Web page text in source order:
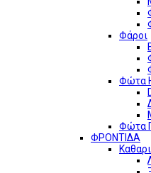
Φάροι
Φώτα
Φώτα
ΦΡΟΝΤΙΔΑ